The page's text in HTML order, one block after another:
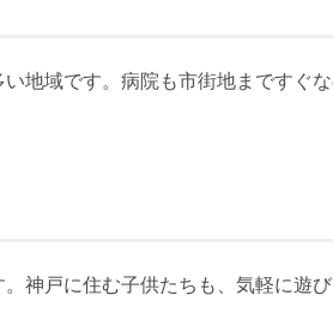
地域です。病院も市街地まですぐ
神戸に住む子供たちも、気軽に遊